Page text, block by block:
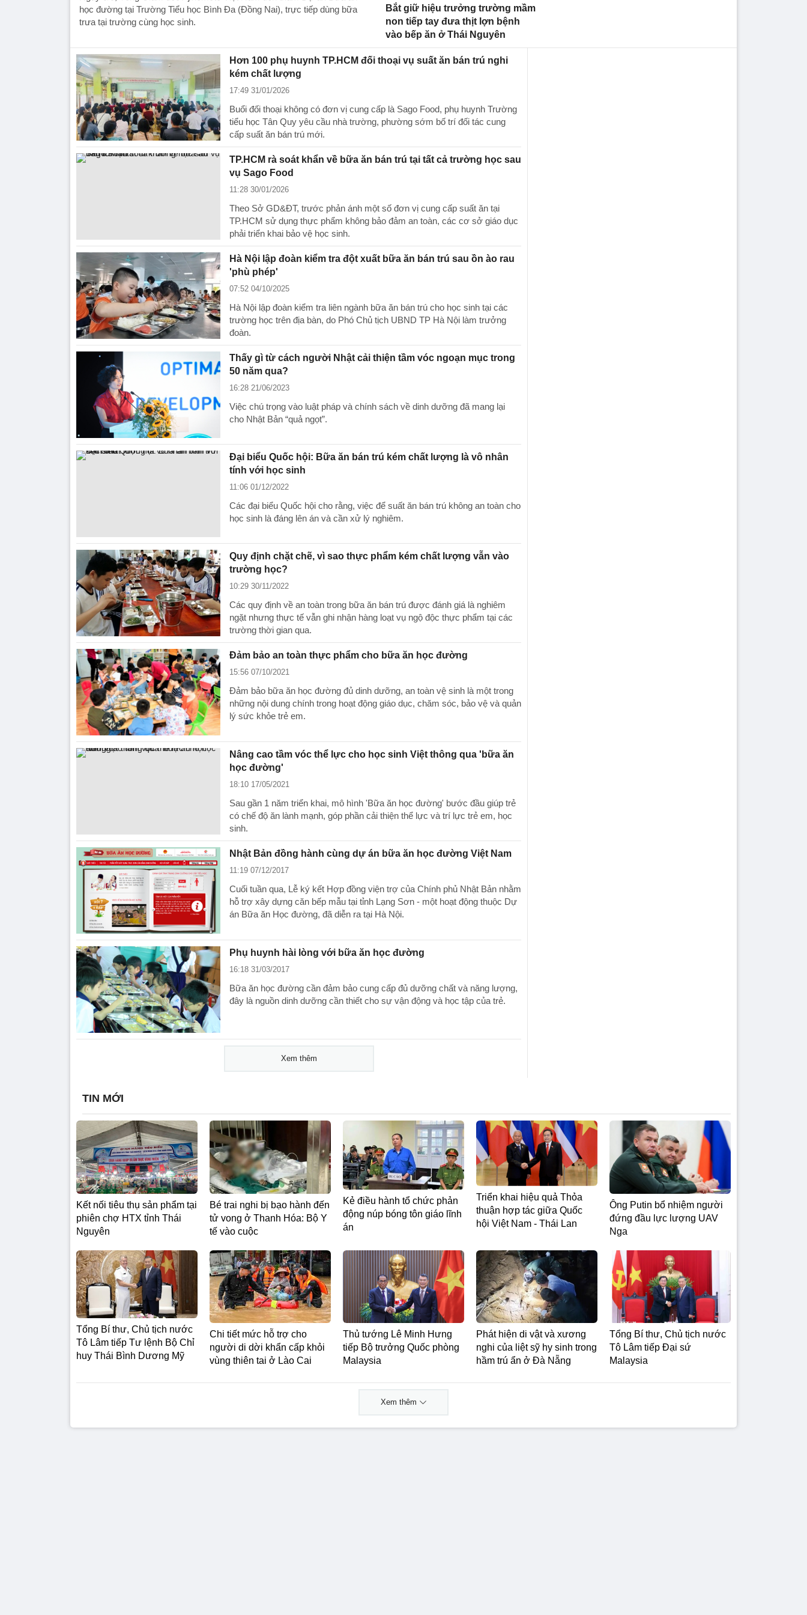
học đường tại Trường Tiểu học Bình Đa (Đồng Nai), trực tiếp dùng bữa
trưa tại trường cùng học sinh.
Bắt giữ hiệu trưởng trường mầm
non tiếp tay đưa thịt lợn bệnh
vào bếp ăn ở Thái Nguyên
Hơn 100 phụ huynh TP.HCM đối thoại vụ suất ăn bán trú nghi
kém chất lượng
17:49 31/01/2026
Buổi đối thoại không có đơn vị cung cấp là Sago Food, phụ huynh Trường
tiểu học Tân Quy yêu cầu nhà trường, phường sớm bố trí đối tác cung
cấp suất ăn bán trú mới.
TP.HCM rà soát khẩn về bữa ăn bán trú tại tất cả trường học sau
vụ Sago Food
11:28 30/01/2026
Theo Sở GD&ĐT, trước phản ánh một số đơn vị cung cấp suất ăn tại
TP.HCM sử dụng thực phẩm không bảo đảm an toàn, các cơ sở giáo dục
phải triển khai bảo vệ học sinh.
Hà Nội lập đoàn kiểm tra đột xuất bữa ăn bán trú sau ồn ào rau
'phù phép'
07:52 04/10/2025
Hà Nội lập đoàn kiểm tra liên ngành bữa ăn bán trú cho học sinh tại các
trường học trên địa bàn, do Phó Chủ tịch UBND TP Hà Nội làm trưởng
đoàn.
Thấy gì từ cách người Nhật cải thiện tầm vóc ngoạn mục trong
50 năm qua?
16:28 21/06/2023
Việc chú trọng vào luật pháp và chính sách về dinh dưỡng đã mang lại
cho Nhật Bản “quả ngọt”.
Đại biểu Quốc hội: Bữa ăn bán trú kém chất lượng là vô nhân
tính với học sinh
11:06 01/12/2022
Các đại biểu Quốc hội cho rằng, việc để suất ăn bán trú không an toàn cho
học sinh là đáng lên án và cần xử lý nghiêm.
Quy định chặt chẽ, vì sao thực phẩm kém chất lượng vẫn vào
trường học?
10:29 30/11/2022
Các quy định về an toàn trong bữa ăn bán trú được đánh giá là nghiêm
ngặt nhưng thực tế vẫn ghi nhận hàng loạt vụ ngộ độc thực phẩm tại các
trường thời gian qua.
Đảm bảo an toàn thực phẩm cho bữa ăn học đường
15:56 07/10/2021
Đảm bảo bữa ăn học đường đủ dinh dưỡng, an toàn vệ sinh là một trong
những nội dung chính trong hoạt động giáo dục, chăm sóc, bảo vệ và quản
lý sức khỏe trẻ em.
Nâng cao tầm vóc thể lực cho học sinh Việt thông qua 'bữa ăn
học đường'
18:10 17/05/2021
Sau gần 1 năm triển khai, mô hình 'Bữa ăn học đường' bước đầu giúp trẻ
có chế độ ăn lành mạnh, góp phần cải thiện thể lực và trí lực trẻ em, học
sinh.
Nhật Bản đồng hành cùng dự án bữa ăn học đường Việt Nam
11:19 07/12/2017
Cuối tuần qua, Lễ ký kết Hợp đồng viện trợ của Chính phủ Nhật Bản nhằm
hỗ trợ xây dựng căn bếp mẫu tại tỉnh Lạng Sơn - một hoạt động thuộc Dự
án Bữa ăn Học đường, đã diễn ra tại Hà Nội.
Phụ huynh hài lòng với bữa ăn học đường
16:18 31/03/2017
Bữa ăn học đường cần đảm bảo cung cấp đủ dưỡng chất và năng lượng,
đây là nguồn dinh dưỡng cần thiết cho sự vận động và học tập của trẻ.
Xem thêm
TIN MỚI
Kết nối tiêu thụ sản phẩm tại
phiên chợ HTX tỉnh Thái
Nguyên
Bé trai nghi bị bạo hành đến
tử vong ở Thanh Hóa: Bộ Y
tế vào cuộc
Kẻ điều hành tổ chức phản
động núp bóng tôn giáo lĩnh
án
Triển khai hiệu quả Thỏa
thuận hợp tác giữa Quốc
hội Việt Nam - Thái Lan
Ông Putin bổ nhiệm người
đứng đầu lực lượng UAV
Nga
Tổng Bí thư, Chủ tịch nước
Tô Lâm tiếp Tư lệnh Bộ Chỉ
huy Thái Bình Dương Mỹ
Chi tiết mức hỗ trợ cho
người di dời khẩn cấp khỏi
vùng thiên tai ở Lào Cai
Thủ tướng Lê Minh Hưng
tiếp Bộ trưởng Quốc phòng
Malaysia
Phát hiện di vật và xương
nghi của liệt sỹ hy sinh trong
hầm trú ẩn ở Đà Nẵng
Tổng Bí thư, Chủ tịch nước
Tô Lâm tiếp Đại sứ
Malaysia
Xem thêm